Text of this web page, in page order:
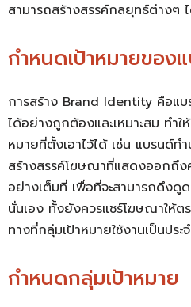
สามารถสร้างสรรค์กลยุทธ์ต่างๆ
กำหนดเป้าหมายของ
การสร้าง Brand Identity คือแ
ได้อย่างถูกต้องและเหมาะสม ทำใ
หมายที่ตั้งเอาไว้ได้ เช่น แบรนด์ท
สร้างสรรค์โฆษณาที่แสดงออกถึง
อย่างเต็มที่ เพื่อที่จะสามารถดึงดู
นั่นเอง ทั้งยังควรแชร์โฆษณาให้
ทางที่กลุ่มเป้าหมายใช้งานเป็นปร
กำหนดกลุ่มเป้าหมาย